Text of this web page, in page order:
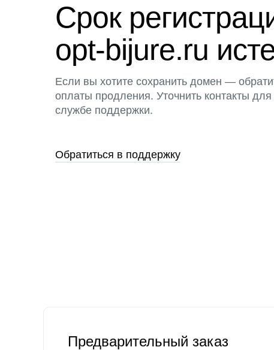
Срок
opt-bijure.ru
Если вы хотите сохранить домен —
оплаты продления. Уточнить контакты
службе поддержки.
Обратиться в поддержку
Предварительный заказ